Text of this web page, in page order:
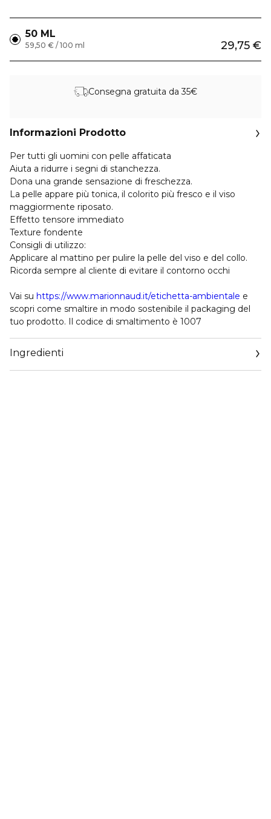
50 ML
29,75 €
59,50 € / 100 ml
Consegna gratuita da 35€
Informazioni Prodotto
Per tutti gli uomini con pelle affaticata
Aiuta a ridurre i segni di stanchezza.
Dona una grande sensazione di freschezza.
La pelle appare più tonica, il colorito più fresco e il viso
maggiormente riposato.
Effetto tensore immediato
Texture fondente
Consigli di utilizzo:
Applicare al mattino per pulire la pelle del viso e del collo.
Ricorda sempre al cliente di evitare il contorno occhi
Vai su https://www.marionnaud.it/etichetta-ambientale e
scopri come smaltire in modo sostenibile il packaging del
tuo prodotto. Il codice di smaltimento è 1007
Ingredienti